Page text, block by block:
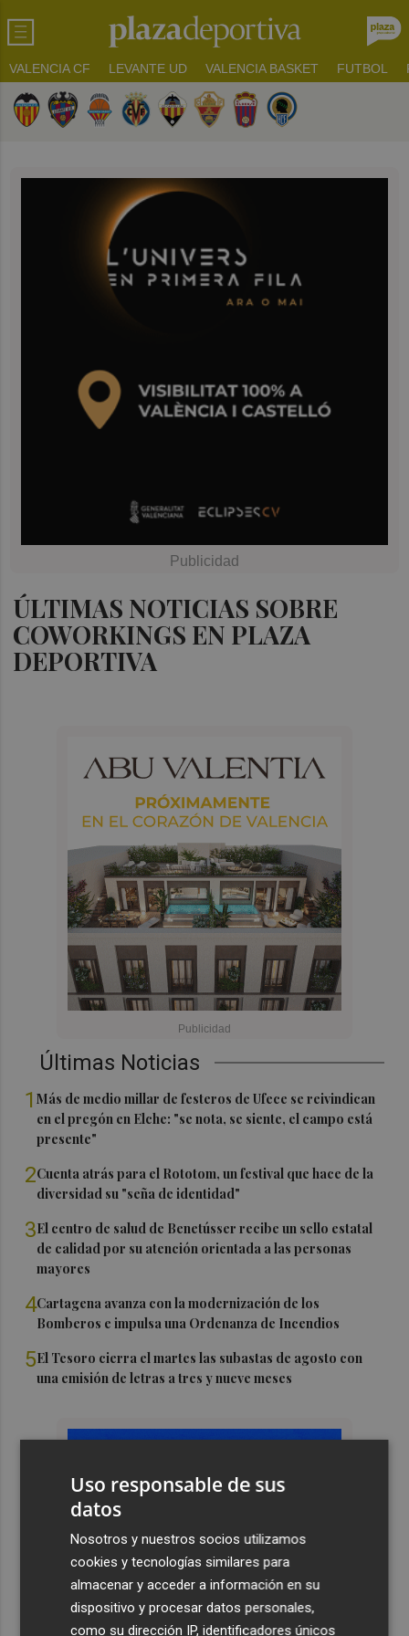
VALENCIA CF LEVANTE UD VALENCIA BASKET FUTBOL
ÚLTIMAS NOTICIAS SOBRE
COWORKINGS EN PLAZA
DEPORTIVA
Últimas Noticias
1Más de medio millar de festeros de Ufece se reivindican
en el pregón en Elche: "se nota, se siente, el campo está
presente"
2Cuenta atrás para el Rototom, un festival que hace de la
diversidad su "seña de identidad"
3El centro de salud de Benetússer recibe un sello estatal
de calidad por su atención orientada a las personas
mayores
4Cartagena avanza con la modernización de los
Bomberos e impulsa una Ordenanza de Incendios
5El Tesoro cierra el martes las subastas de agosto con
una emisión de letras a tres y nueve meses
Uso responsable de sus
datos
Nosotros y nuestros socios utilizamos
cookies y tecnologías similares para
almacenar y acceder a información en su
dispositivo y procesar datos personales,
como su dirección IP, identificadores únicos